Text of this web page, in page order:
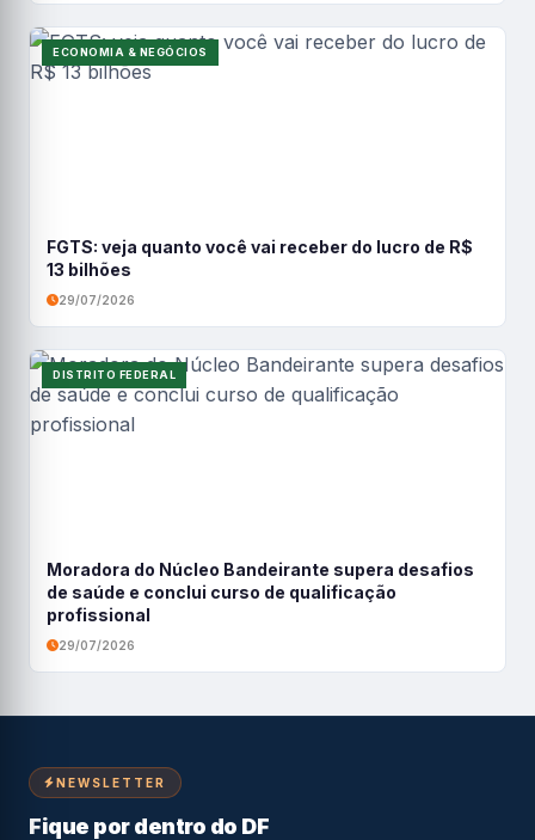
ECONOMIA & NEGÓCIOS
FGTS: veja quanto você vai receber do lucro de R$
13 bilhões
29/07/2026
DISTRITO FEDERAL
Moradora do Núcleo Bandeirante supera desafios
de saúde e conclui curso de qualificação
profissional
29/07/2026
NEWSLETTER
Fique por dentro do DF